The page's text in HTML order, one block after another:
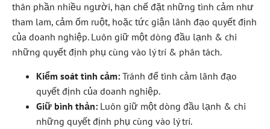
thân phần nhiều người, hạn chế đặt những tình cảm như
tham lam, cảm ốm ruột, hoặc tức giận lãnh đạo quyết định
của doanh nghiệp. Luôn giữ một dòng đầu lạnh & chi
những quyết định phụ cùng vào lý trí & phân tách.
Kiểm soát tình cảm: Tránh để tình cảm lãnh đạo
quyết định của doanh nghiệp.
Giữ bình thản: Luôn giữ một dòng đầu lạnh & chi
những quyết định phụ cùng vào lý trí.